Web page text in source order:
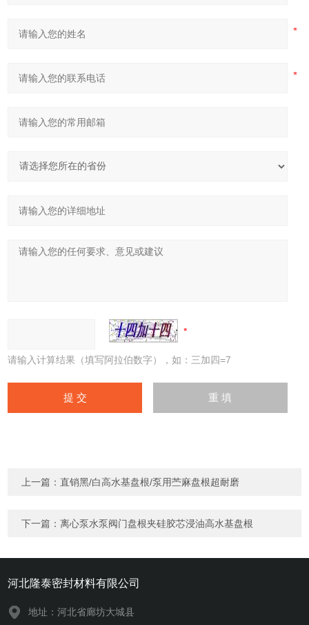
请输入计算结果（填写阿拉伯数字），如：三加四=7
上一篇：直销黑/白高水基盘根/泵用苎麻盘根超耐磨
下一篇：离心泵水泵阀门盘根夹硅胶芯浸油高水基盘根
河北隆泰密封材料有限公司
地址：河北省廊坊大城县